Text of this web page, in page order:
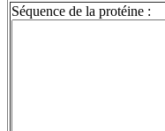
Séquence de la protéine :